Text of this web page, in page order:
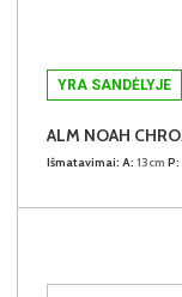
YRA SANDĖLYJE
Išmatavimai: A: 13cm P: